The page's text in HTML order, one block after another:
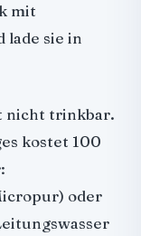
mit
sie in
nicht trinkbar.
kostet 100
oder